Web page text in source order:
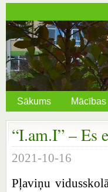
Sākums Mācības
“I.am.I” – Es
2021-10-16
Pļaviņu